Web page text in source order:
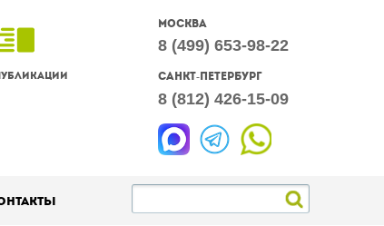
Москва
8 (499) 653-98-22
Санкт-Петербург
8 (812) 426-15-09